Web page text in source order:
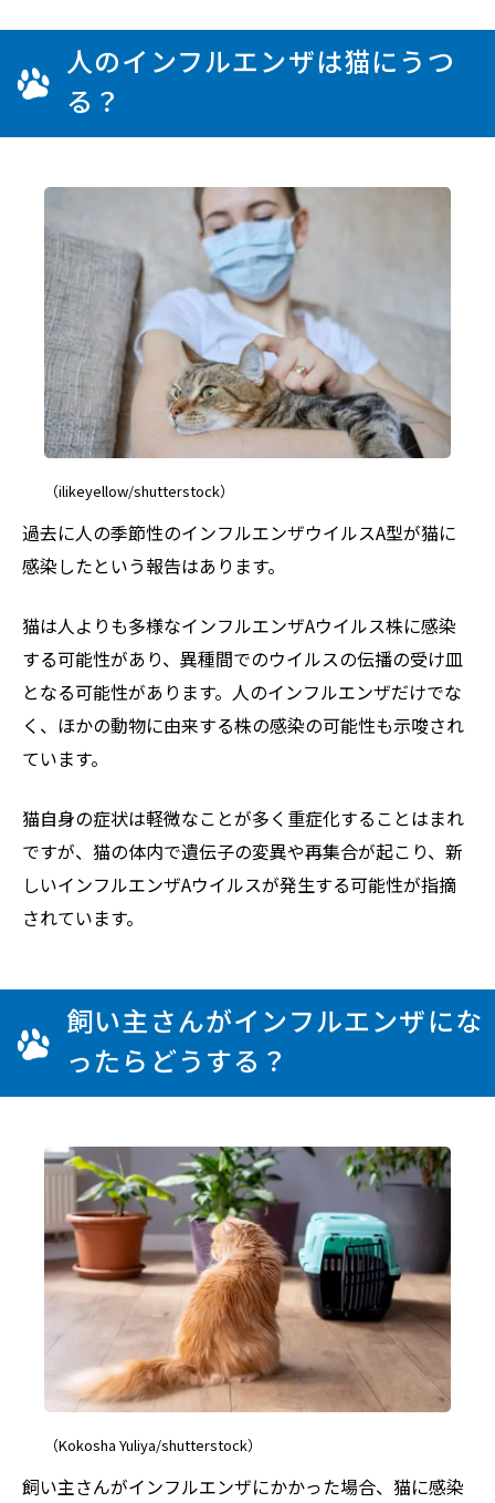
人のインフルエンザは猫にうつ
る？
（ilikeyellow/shutterstock）
過去に人の季節性のインフルエンザウイルスA型が猫に
感染したという報告はあります。
猫は人よりも多様なインフルエンザAウイルス株に感染
する可能性があり、異種間でのウイルスの伝播の受け皿
となる可能性があります。人のインフルエンザだけでな
く、ほかの動物に由来する株の感染の可能性も示唆され
ています。
猫自身の症状は軽微なことが多く重症化することはまれ
ですが、猫の体内で遺伝子の変異や再集合が起こり、新
しいインフルエンザAウイルスが発生する可能性が指摘
されています。
飼い主さんがインフルエンザにな
ったらどうする？
（Kokosha Yuliya/shutterstock）
飼い主さんがインフルエンザにかかった場合、猫に感染